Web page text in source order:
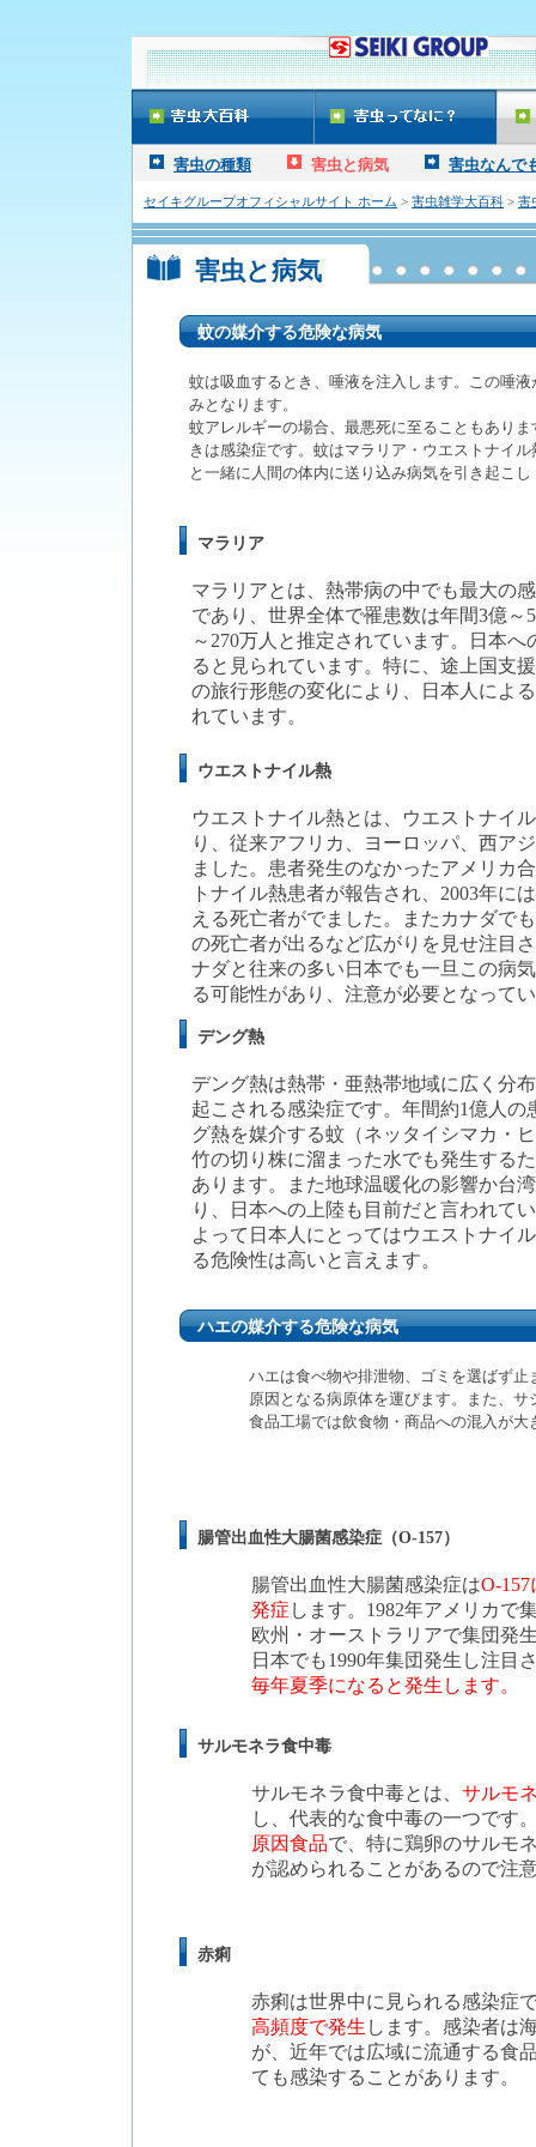
害虫の種類 害虫と病気 害虫なんで
セイキグループオフィシャルサイト ホーム > 害虫雑学大百科 > 害
害虫と病気
蚊の媒介する危険な病気
蚊は吸血するとき、唾液を注入します。この唾
みとなります。
蚊アレルギーの場合、最悪死に至ることもあり
きは感染症です。蚊はマラリア・ウエストナイ
と一緒に人間の体内に送り込み病気を引き起こし
マラリア
マラリアとは、熱帯病の中でも最大の
であり、世界全体で罹患数は年間3億～
～270万人 と推定されています。日本へ
ると見られています。特に、途上国支
の旅行形態の変化により、日本人によ
れています。
ウエストナイル熱
ウエストナイル熱とは、
ウエストナイ
り、従来アフリカ、ヨーロッパ、西ア
ました。患者発生のなかったアメリカ
トナイル熱患者が報告され、 2003年に
える死亡者がでました。またカナダで
の死亡者が出るなど広がりを見せ注目
ナダと往来の多い日本でも一旦この病
る可能性があり、注意が必要となって
デング熱
デング熱は熱帯・亜熱帯地域に広く分
起こされる感染症です。 年間約1億人の
グ熱を媒介する蚊 （ネッタイシマカ・
竹の切り株に溜まった水でも発生する
あります。また地球温暖化の影響か台
り、日本への上陸も目前だと言われて
よって 日本人にとってはウエストナイ
る危険性は高いと言えます。
ハエの媒介する危険な病気
ハエは食べ物や排泄物、ゴミを選ばず
原因となる病原体を運びます。また、
食品工場では飲食物・商品への混入が大
腸管出血性大腸菌感染症（O-157）
腸管出血性大腸菌感染症はO-
発症 します。1982年アメリカで
欧州・オーストラリアで集団発
日本でも1990年集団発生し注目
毎年夏季になると発生します。
サルモネラ食中毒
サルモネラ食中毒とは、 サルモ
し、代表的な食中毒の一つです
原因食品で、特に鶏卵のサルモ
が認められることがあるので注
赤痢
赤痢は世界中に見られる感染症
高頻度で発生 します。感染者は
が、近年では広域に流通する食
ても感染することがあります。